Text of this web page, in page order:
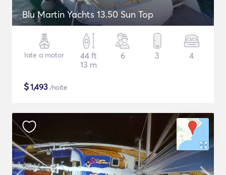
Blu Martin Yachts 13.50 Sun Top
Iate a motor
44 ft
13 m
6 3 4
$1,493 /noite